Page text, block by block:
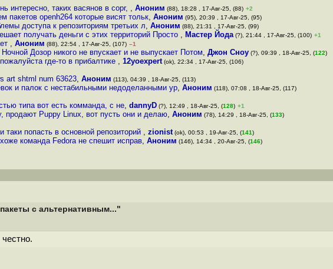
интересно, таких васянов в copr, , Аноним (88), 18:28 , 17-Авг-25, (88) +2
openh264 которые висят тольк, Аноним (95), 20:39 , 17-Авг-25, (95)
доступа к репозиториям третьих л, Аноним (88), 21:31 , 17-Авг-25, (99)
получать деньги с этих территорий Просто , Мастер Йода (?), 21:44 , 17-Авг-25, (100) +1
, Аноним (88), 22:54 , 17-Авг-25, (107) –1
Дозор никого не впускает и не выпускает Потом, Джон Сноу (?), 09:39 , 18-Авг-25, (122)
где-то в прибалтике , 12yoexpert (ok), 22:34 , 17-Авг-25, (106)
art shtml num 63623, Аноним (113), 04:39 , 18-Авг-25, (113)
и палок с нестабильными недоделанными ур, Аноним (118), 07:08 , 18-Авг-25, (117)
типа вот есть комманда, с не, dannyD (?), 12:49 , 18-Авг-25, (128) +1
продают Puppy Linux, вот пусть они и делаю, Аноним (78), 14:29 , 18-Авг-25, (133)
попасть в основной репозиторий , zionist (ok), 00:53 , 19-Авг-25, (141)
команда Fedora не спешит исправ, Аноним (146), 14:34 , 20-Авг-25, (146)
с альтернативным..."